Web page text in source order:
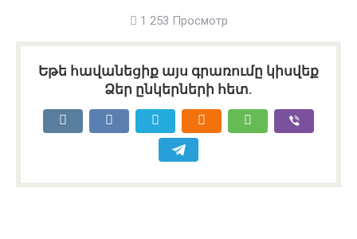
1 253 Просмотр
Եթե հավանեցիք այս գրառումը կիսվեք
Ձեր ընկերների հետ.